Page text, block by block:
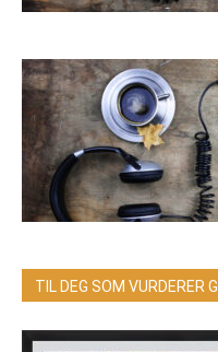
TIL DEG SOM VURDERER